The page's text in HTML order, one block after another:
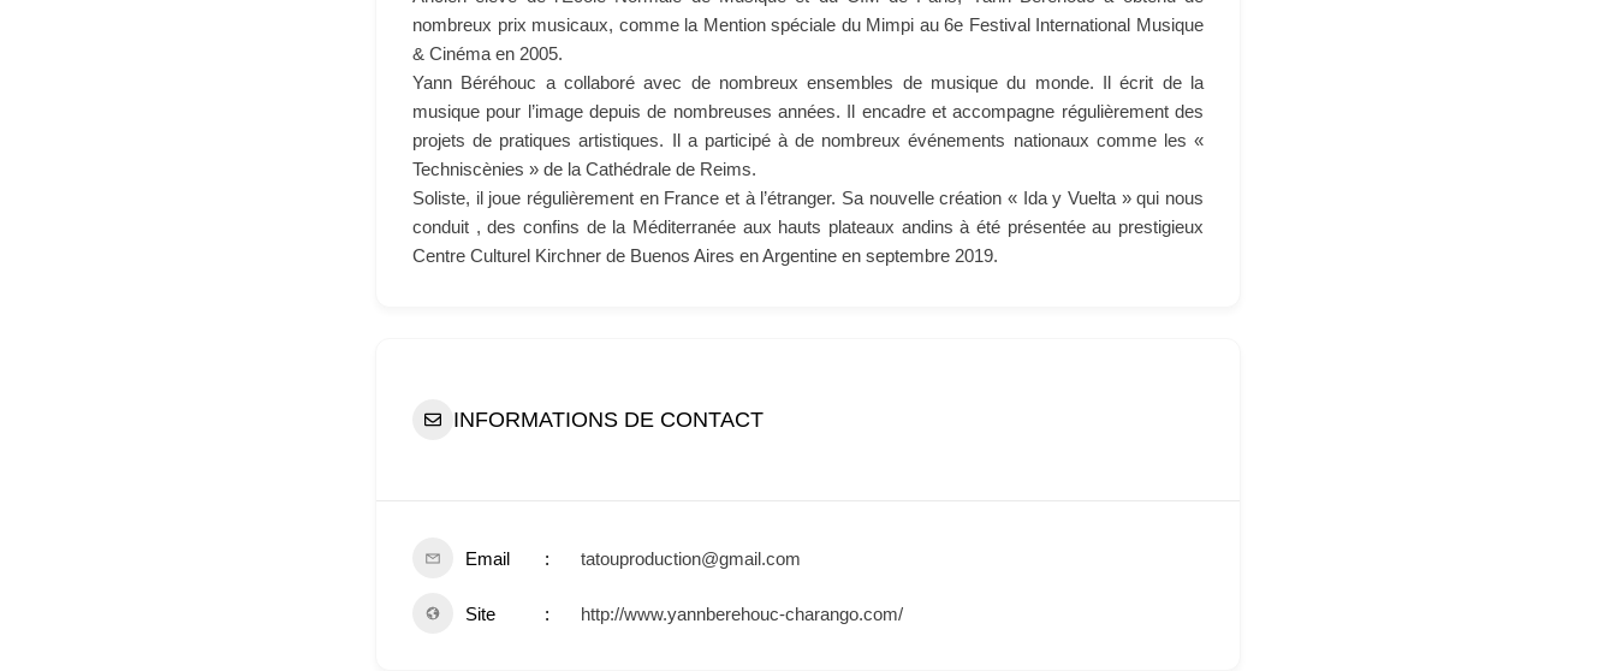
nombreux prix musicaux, comme la Mention spéciale du Mimpi au 6e Festival International Musique
& Cinéma en 2005.
Yann Béréhouc a collaboré avec de nombreux ensembles de musique du monde. Il écrit de la
musique pour l’image depuis de nombreuses années. Il encadre et accompagne régulièrement des
projets de pratiques artistiques. Il a participé à de nombreux événements nationaux comme les «
Techniscènies » de la Cathédrale de Reims.
Soliste, il joue régulièrement en France et à l’étranger. Sa nouvelle création « Ida y Vuelta » qui nous
conduit , des confins de la Méditerranée aux hauts plateaux andins à été présentée au prestigieux
Centre Culturel Kirchner de Buenos Aires en Argentine en septembre 2019.
INFORMATIONS DE CONTACT
Email tatouproduction@gmail.com
Site http://www.yannberehouc-charango.com/